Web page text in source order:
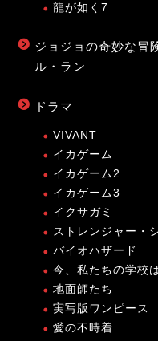
龍が如く7
ジョジョの奇妙な冒
ル・ラン
ドラマ
VIVANT
イカゲーム
イカゲーム2
イカゲーム3
イクサガミ
ストレンジャー・
バイオハザード
今、私たちの学校
地面師たち
実写版ワンピース
愛の不時着